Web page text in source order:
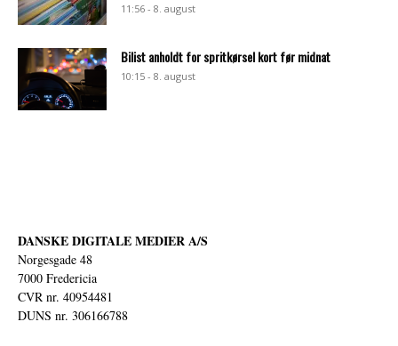
11:56 - 8. august
Bilist anholdt for spritkørsel kort før midnat
10:15 - 8. august
DANSKE DIGITALE MEDIER A/S
Norgesgade 48
7000 Fredericia
CVR nr. 40954481
DUNS nr. 306166788